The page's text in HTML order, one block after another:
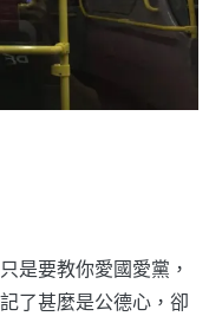
是要教你愛國愛黨，
了甚麼是公德心，卻